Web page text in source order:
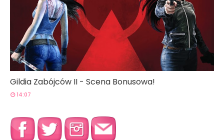
Gildia Zabójców II - Scena Bonusowa!
14:07